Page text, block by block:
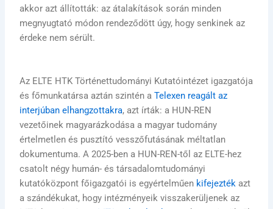
akkor azt állították: az átalakítások során minden
megnyugtató módon rendeződött úgy, hogy senkinek az
érdeke nem sérült.
Az ELTE HTK Történettudományi Kutatóintézet igazgatója
és főmunkatársa aztán szintén aTelexen reagált az
interjúban elhangzottakra, azt írták: a HUN-REN
vezetőinek magyarázkodása a magyar tudomány
értelmetlen és pusztító vesszőfutásának méltatlan
dokumentuma. A 2025-ben a HUN-REN-től az ELTE-hez
csatolt négy humán- és társadalomtudományi
kutatóközpont főigazgatói is egyértelműen kifejezték azt
a szándékukat, hogy intézményeik visszakerüljenek az